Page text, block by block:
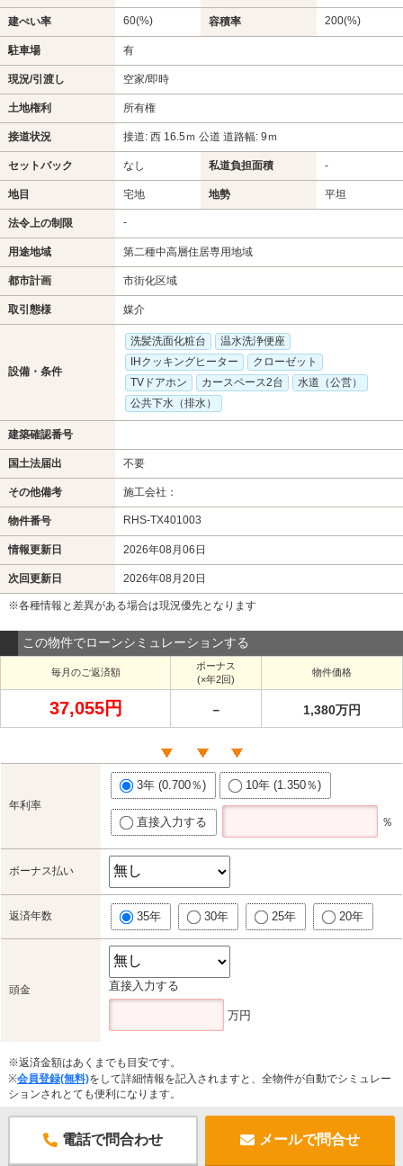
建ぺい率 60(%) 容積率 200(%)
駐車場 有
現況/引渡し 空家/即時
土地権利 所有権
接道状況 接道: 西 16.5ｍ 公道 道路幅: 9ｍ
セットバック なし 私道負担面積 -
地目 宅地 地勢 平坦
法令上の制限 -
用途地域 第二種中高層住居専用地域
都市計画 市街化区域
取引態様 媒介
設備・条件
洗髪洗面化粧台
温水洗浄便座
IHクッキングヒーター
クローゼット
TVドアホン
カースペース2台
水道（公営）
公共下水（排水）
建築確認番号
国土法届出 不要
その他備考 施工会社：
物件番号 RHS-TX401003
情報更新日 2026年08月06日
次回更新日 2026年08月20日
※各種情報と差異がある場合は現況優先となります
この物件でローンシミュレーションする
毎月のご返済額
ボーナス
(×年2回)
物件価格
37,055円 － 1,380万円
年利率
3年 (0.700％) 10年 (1.350％)
直接入力する ％
ボーナス払い
返済年数 35年 30年 25年 20年
頭金 直接入力する
万円
※返済金額はあくまでも目安です。
※会員登録(無料)をして詳細情報を記入されますと、全物件が自動でシミュレー
ションされとても便利になります。
電話で問合わせ メールで問合せ